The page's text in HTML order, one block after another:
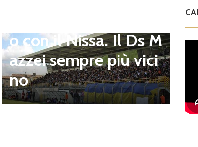
o con il Nissa. Il Ds M
azzei sempre più vici
no
i